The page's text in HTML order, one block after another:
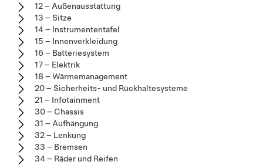
12 – Außenausstattung
13 – Sitze
14 – Instrumententafel
15 – Innenverkleidung
16 – Batteriesystem
17 – Elektrik
18 – Wärmemanagement
20 – Sicherheits- und Rückhaltesysteme
21 – Infotainment
30 – Chassis
31 – Aufhängung
32 – Lenkung
33 – Bremsen
34 – Räder und Reifen